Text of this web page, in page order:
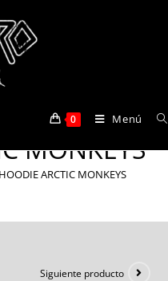
0 Menú
MONKEYS
ARCTIC MONKEYS
Siguiente producto